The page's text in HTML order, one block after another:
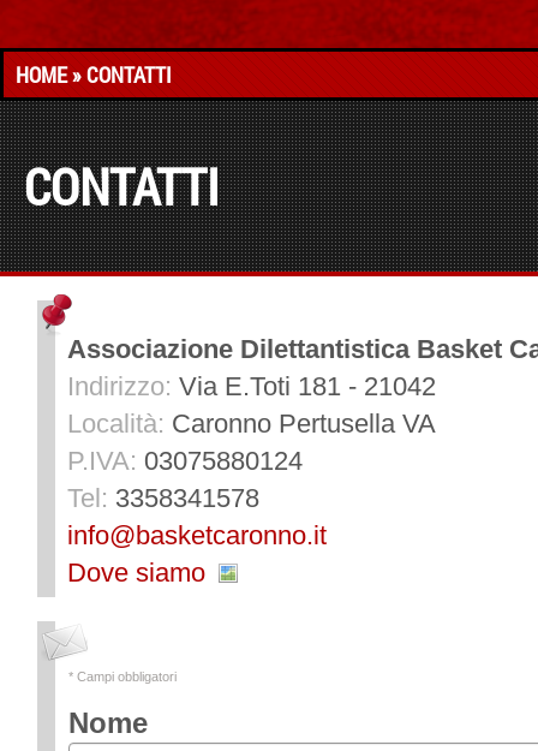
HOME» CONTATTI
CONTATTI
Associazione Dilettantistica Basket
Indirizzo: Via E.Toti 181 - 21042
Località: Caronno Pertusella VA
P.IVA: 03075880124
Tel: 3358341578
info@basketcaronno.it
Dove siamo
* Campi obbligatori
Nome